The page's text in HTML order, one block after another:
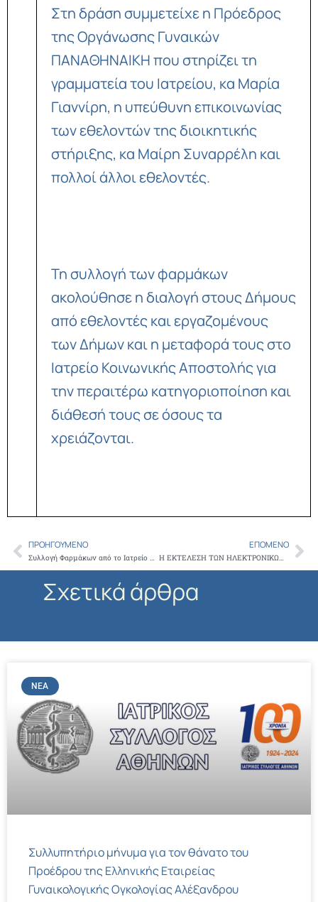
Στη δράση συμμετείχε η Πρόεδρος
της Οργάνωσης Γυναικών
ΠΑΝΑΘΗΝΑΙΚΗ που στηρίζει τη
γραμματεία του Ιατρείου, κα Μαρία
Γιαννίρη, η υπεύθυνη επικοινωνίας
των εθελοντών της διοικητικής
στήριξης, κα Μαίρη Συναρρέλη και
πολλοί άλλοι εθελοντές.
Τη συλλογή των φαρμάκων
ακολούθησε η διαλογή στους Δήμους
από εθελοντές και εργαζομένους
των Δήμων και η μεταφορά τους στο
Ιατρείο Κοινωνικής Αποστολής για
την περαιτέρω κατηγοριοποίηση και
διάθεσή τους σε όσους τα
χρειάζονται.
Prev
ΠΡΟΗΓΟΎΜΕΝΟ
Συλλογή Φαρμάκων από το Ιατρείο Κοινωνικής Αποστολής και τον ΣΚΑΙ σε Χαλάνδρι, Παλαιό Φάληρο και Ίλιον
ΕΠΌΜΕΝΟ
Η ΕΚΤΕΛΕΣΗ ΤΩΝ ΗΛΕΚΤΡΟΝΙΚΩΝ ΣΥΝΤΑΓΩΝ, ΕΝΟΨΕΙ ΤΩΝ ΚΙΝΗΤΟΠΟΙΗΣΕΩΝ ΤΩΝ ΦΑΡΜΑΚΟΠΟΙΩΝ
Σχετικά άρθρα
ΝΈΑ
Συλλυπητήριο μήνυμα για τον θάνατο του
Προέδρου της Ελληνικής Εταιρείας
Γυναικολογικής Ογκολογίας Αλέξανδρου